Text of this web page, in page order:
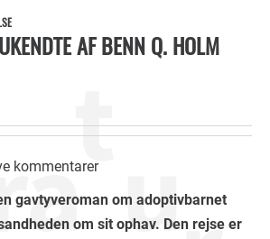
AF BENN Q. HOLM
kommentarer
gavtyveroman om adoptivbarnet
om sit ophav. Den rejse er